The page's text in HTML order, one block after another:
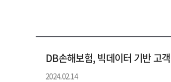
DB손해보험, 빅데이터 기반 고
2024.02.14